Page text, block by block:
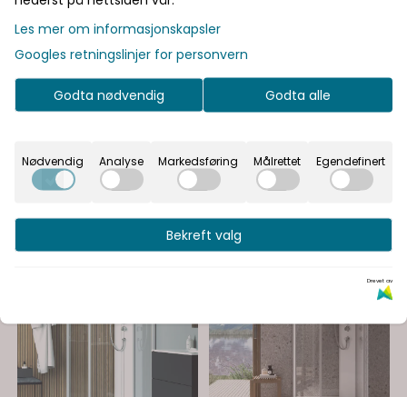
Les mer om informasjonskapsler
Googles retningslinjer for personvern
Godta nødvendig Godta alle
Nødvendig Analyse Markedsføring Målrettet Egendefinert
Bekreft valg
Drevet av